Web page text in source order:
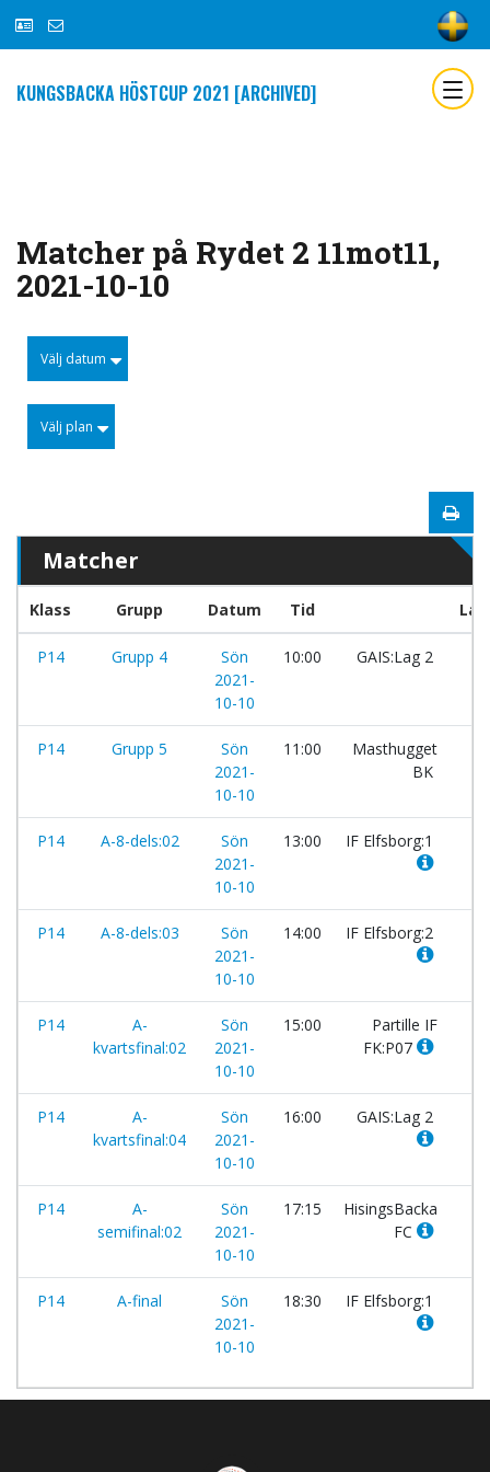
KUNGSBACKA HÖSTCUP 2021 [ARCHIVED]
Matcher på Rydet 2 11mot11,
2021-10-10
Välj datum
Välj plan
Matcher
Klass Grupp Datum Tid Lag
P14 Grupp 4
Sön
2021-
10-10
10:00 GAIS:Lag 2
P14 Grupp 5
Sön
2021-
10-10
11:00
Masthugget
BK
P14 A-8-dels:02
Sön
2021-
10-10
13:00 IF Elfsborg:1
P14 A-8-dels:03
Sön
2021-
10-10
14:00 IF Elfsborg:2
P14
A-
kvartsfinal:02
Sön
2021-
10-10
15:00
Partille IF
FK:P07
P14
A-
kvartsfinal:04
Sön
2021-
10-10
16:00 GAIS:Lag 2
P14
A-
semifinal:02
Sön
2021-
10-10
17:15
HisingsBacka
FC
P14 A-final
Sön
2021-
10-10
18:30 IF Elfsborg:1